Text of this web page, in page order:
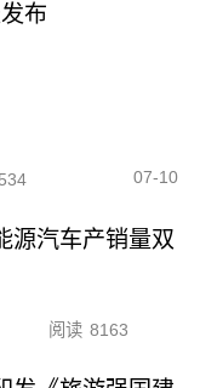
布
07-10
源汽车产销量双
阅读 8163